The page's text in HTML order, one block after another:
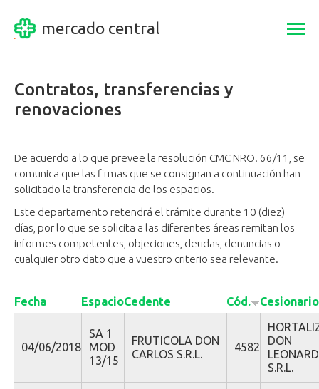
mercado central
Contratos, transferencias y
renovaciones
De acuerdo a lo que prevee la resolución CMC NRO. 66/11, se
comunica que las firmas que se consignan a continuación han
solicitado la transferencia de los espacios.
Este departamento retendrá el trámite durante 10 (diez)
días, por lo que se solicita a las diferentes áreas remitan los
informes competentes, objeciones, deudas, denuncias o
cualquier otro dato que a vuestro criterio sea relevante.
Fecha EspacioCedente Cód. Cesionario
04/06/2018
SA 1
MOD
13/15
FRUTICOLA DON
CARLOS S.R.L.
4582
DON
S.R.L.